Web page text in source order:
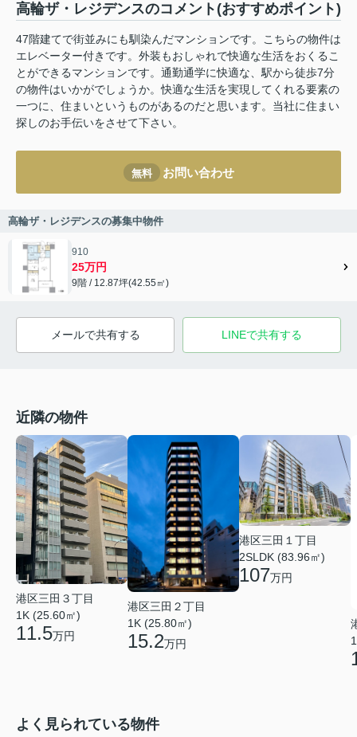
高輪ザ・レジデンスのコメント(おすすめポイント)
47階建てで街並みにも馴染んだマンションです。こちらの物件は
エレベーター付きです。外装もおしゃれで快適な生活をおくるこ
とができるマンションです。通勤通学に快適な、駅から徒歩7分
の物件はいかがでしょうか。快適な生活を実現してくれる要素の
一つに、住まいというものがあるのだと思います。当社に住まい
探しのお手伝いをさせて下さい。
無料 お問い合わせ
高輪ザ・レジデンスの募集中物件
910
25万円
9階 / 12.87坪(42.55㎡)
メールで共有する LINEで共有する
近隣の物件
港区三田３丁目
1K (25.60㎡)
11.5万円
港区三田２丁目
1K (25.80㎡)
15.2万円
港区三田１丁目
2SLDK (83.96㎡)
107万円
よく見られている物件